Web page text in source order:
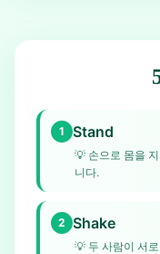
1 Stand
💡 손으로 몸을
니다.
2 Shake
💡 두 사람이 서